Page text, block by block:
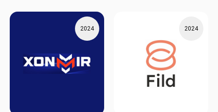
2024 2024